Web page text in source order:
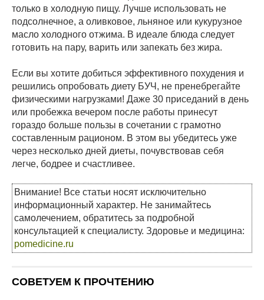
только в холодную пищу. Лучше использовать не
подсолнечное, а оливковое, льняное или кукурузное
масло холодного отжима. В идеале блюда следует
готовить на пару, варить или запекать без жира.
Если вы хотите добиться эффективного похудения и
решились опробовать диету БУЧ, не пренебрегайте
физическими нагрузками! Даже 30 приседаний в день
или пробежка вечером после работы принесут
гораздо больше пользы в сочетании с грамотно
составленным рационом. В этом вы убедитесь уже
через несколько дней диеты, почувствовав себя
легче, бодрее и счастливее.
Внимание! Все статьи носят исключительно
информационный характер. Не занимайтесь
самолечением, обратитесь за подробной
консультацией к специалисту. Здоровье и медицина:
pomedicine.ru
СОВЕТУЕМ К ПРОЧТЕНИЮ